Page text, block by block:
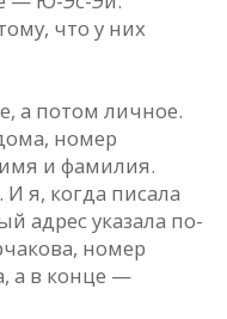
что у них
а потом личное.
номер
и фамилия.
я, когда писала
адрес указала по-
номер
а в конце —